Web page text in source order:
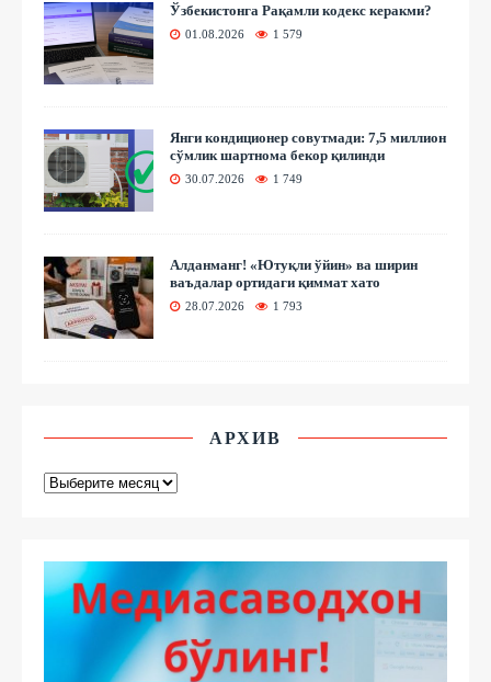
Ўзбекистонга Рақамли кодекс керакми?
01.08.2026 1 579
Янги кондиционер совутмади: 7,5 миллион
сўмлик шартнома бекор қилинди
30.07.2026 1 749
Алданманг! «Ютуқли ўйин» ва ширин
ваъдалар ортидаги қиммат хато
28.07.2026 1 793
АРХИВ